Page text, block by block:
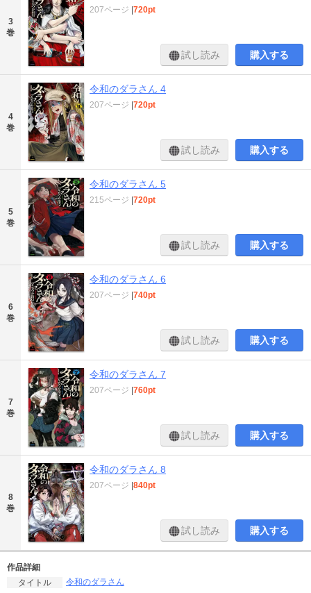
3
巻
207ページ |720pt
試し読み 購入する
4
巻
令和のダラさん 4
207ページ |720pt
試し読み 購入する
5
巻
令和のダラさん 5
215ページ |720pt
試し読み 購入する
6
巻
令和のダラさん 6
207ページ |740pt
試し読み 購入する
7
巻
令和のダラさん 7
207ページ |760pt
試し読み 購入する
8
巻
令和のダラさん 8
207ページ |840pt
試し読み 購入する
作品詳細
タイトル
令和のダラさん